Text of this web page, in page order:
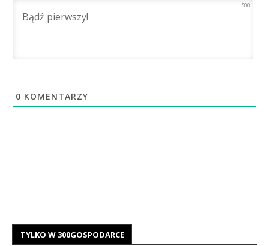
500
0 KOMENTARZY
TYLKO W 300GOSPODARCE